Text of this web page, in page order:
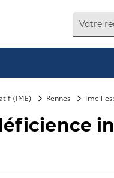
(IME) Rennes Ime